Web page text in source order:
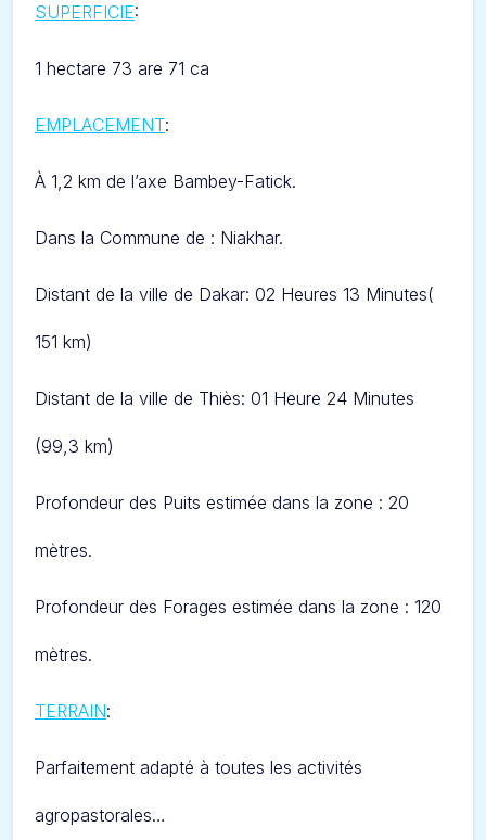
SUPERFICIE:
1 hectare 73 are 71 ca
EMPLACEMENT:
À 1,2 km de l’axe Bambey-Fatick.
Dans la Commune de : Niakhar.
Distant de la ville de Dakar: 02 Heures 13 Minutes(
151 km)
Distant de la ville de Thiès: 01 Heure 24 Minutes
(99,3 km)
Profondeur des Puits estimée dans la zone : 20
mètres.
Profondeur des Forages estimée dans la zone : 120
mètres.
TERRAIN:
Parfaitement adapté à toutes les activités
agropastorales…